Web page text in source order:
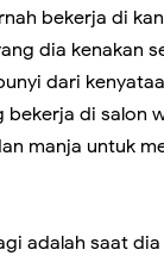
bekerja di
dia kenakan
dari
di salon
manja untuk
adalah saat